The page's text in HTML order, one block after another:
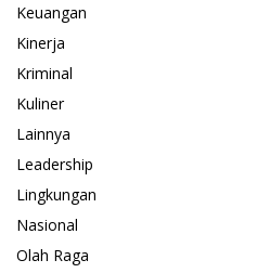
Keuangan
Kinerja
Kriminal
Kuliner
Lainnya
Leadership
Lingkungan
Nasional
Olah Raga